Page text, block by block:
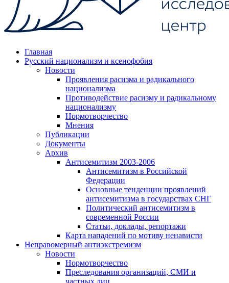
Главная
Русский национализм и ксенофобия
Новости
Проявления расизма и радикального
национализма
Противодействие расизму и радикальному
национализму
Нормотворчество
Мнения
Публикации
Документы
Архив
Антисемитизм 2003-2006
Антисемитизм в Российской
Федерации
Основные тенденции проявлений
антисемитизма в государствах СНГ
Политический антисемитизм в
современной России
Статьи, доклады, репортажи
Карта нападений по мотиву ненависти
Неправомерный антиэкстремизм
Новости
Нормотворчество
Преследования организаций, СМИ и